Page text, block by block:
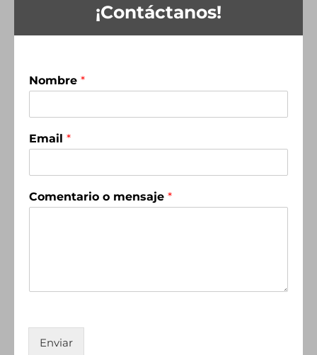
¡Contáctanos!
Nombre *
Email *
Comentario o mensaje *
Enviar